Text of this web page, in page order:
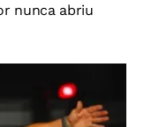
nunca abriu